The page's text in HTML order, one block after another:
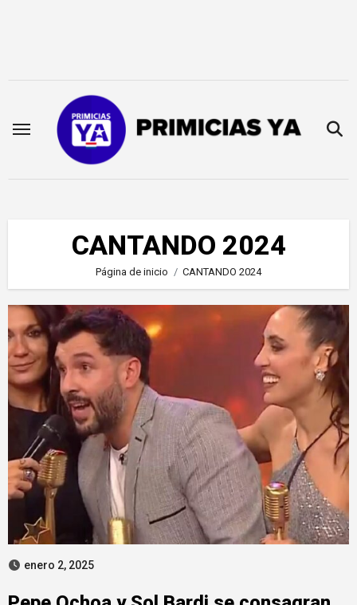
CANTANDO 2024
Página de inicio CANTANDO 2024
enero 2, 2025